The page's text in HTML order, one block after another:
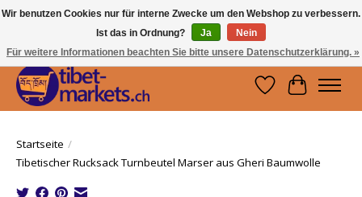
Handwerkskunst vom Dach der Welt.
Holen Sie sich ein Stück Tibet.
Wunschzettel
Ihr
Startseite /
Tibetischer Rucksack Turnbeutel Marser aus Gheri Baumwolle
Wir benutzen Cookies nur für interne Zwecke um den Webshop zu verbessern.
Ist das in Ordnung?
Ja
Nein
Für weitere Informationen beachten Sie bitte unsere Datenschutzerklärung. »